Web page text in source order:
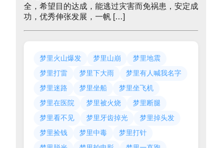
全，希望目的达成，能逃过灾害而免祸患，安定成
功，优秀伸张发展，一帆 […]
梦里火山爆发 梦里山崩
梦里地震
梦里打雷
梦里下大雨
梦里有人喊我名字
梦里迷路
梦里坐船
梦里坐飞机
梦里在医院
梦里被火烧
梦里断腿
梦里看不见
梦里牙齿掉光
梦里掉头发
梦里捡钱
梦里中毒
梦里打针